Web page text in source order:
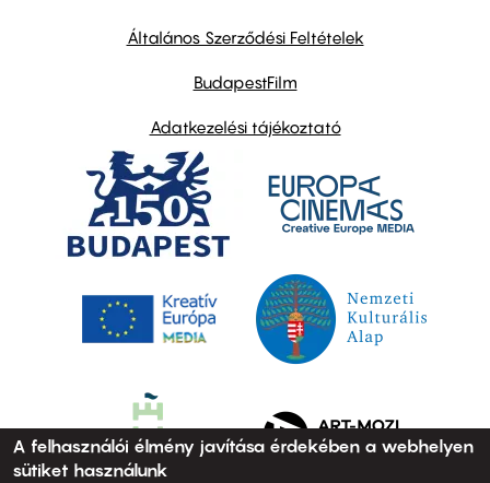
Általános Szerződési Feltételek
BudapestFilm
Adatkezelési tájékoztató
A felhasználói élmény javítása érdekében a webhelyen
sütiket használunk